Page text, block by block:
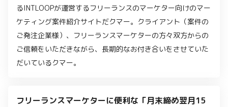
るINTLOOPが運営するフリーランスのマーケター向けのマー
ケティング案件紹介サイトだクマー。クライアント（案件の
ご発注企業様）、フリーランスマーケターの方々双方からの
ご信頼をいただきながら、長期的なお付き合いをさせていた
だいているクマー。
フリーランスマーケターに便利な「月末締め翌月15